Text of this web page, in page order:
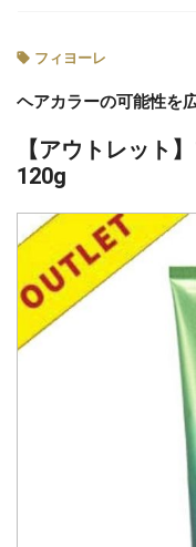
フィヨーレ
ヘアカラーの可能性を
【アウトレット
120g